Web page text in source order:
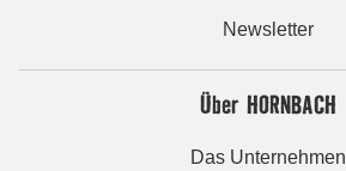
Newsletter
Über HORNBACH
Das Unternehmen